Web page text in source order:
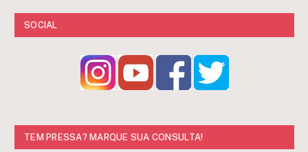
SOCIAL
TEM PRESSA? MARQUE SUA CONSULTA!